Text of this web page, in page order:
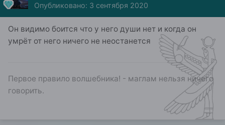
Опубликовано: 3 сентября 2020
Он видимо боится что у него души нет и когда он
умрёт от него ничего не неостанется
Первое правило волшебника! - маглам нельзя ничего
говорить.